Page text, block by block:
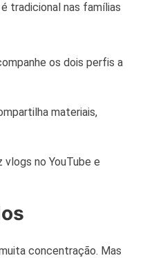
tradicional nas famílias
os dois perfis a
materiais,
no YouTube e
concentração. Mas